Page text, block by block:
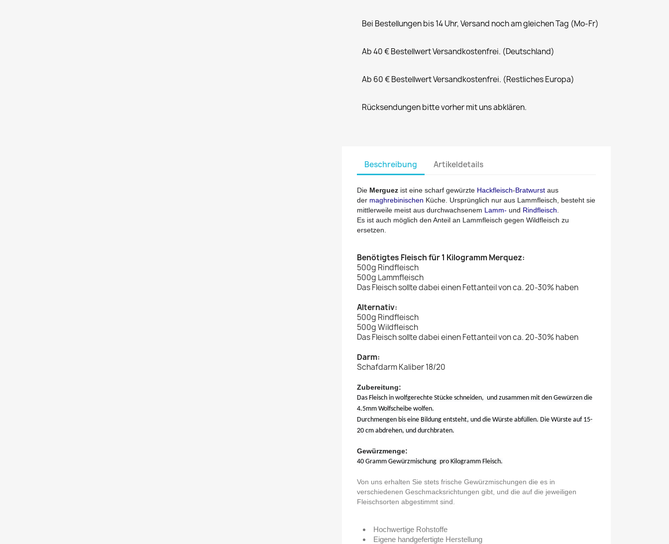
Bei Bestellungen bis 14 Uhr, Versand noch am gleichen Tag (Mo-Fr)
Ab 40 € Bestellwert Versandkostenfrei. (Deutschland)
Ab 60 € Bestellwert Versandkostenfrei. (Restliches Europa)
Rücksendungen bitte vorher mit uns abklären.
Beschreibung Artikeldetails
Die Merguez ist eine scharf gewürzte Hackfleisch-Bratwurst aus
der maghrebinischen Küche. Ursprünglich nur aus Lammfleisch, besteht sie
mittlerweile meist aus durchwachsenem Lamm- und Rindfleisch
Es ist auch möglich den Anteil an Lammfleisch gegen Wildfleisch zu
ersetzen.
Benötigtes Fleisch für 1 Kilogramm Merquez:
500g Rindfleisch
500g Lammfleisch
Das Fleisch sollte dabei einen Fettanteil von ca. 20-30% haben
Alternativ:
500g Rindfleisch
500g Wildfleisch
Das Fleisch sollte dabei einen Fettanteil von ca. 20-30% haben
Darm:
Schafdarm Kaliber 18/20
Zubereitung:
Das Fleisch in wolfgerechte Stücke schneiden, und zusammen mit den Gewürzen die
4.5mm Wolfscheibe wolfen.
Durchmengen bis eine Bildung entsteht, und die Würste abfüllen. Die Würste auf 15-
20 cm abdrehen, und durchbraten.
Gewürzmenge:
40 Gramm Gewürzmischung pro Kilogramm Fleisch.
Von uns erhalten Sie stets frische Gewürzmischungen die es in
verschiedenen Geschmacksrichtungen gibt, und die auf die jeweiligen
Fleischsorten abgestimmt sind.
Hochwertige Rohstoffe
Eigene handgefertigte Herstellung